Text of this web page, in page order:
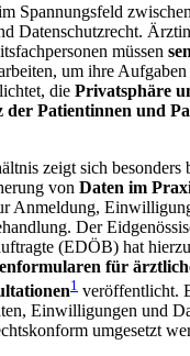
Spannungsfeld
Datenschutzrecht.
müssen
um ihre
die Privatsphäre
der Patientinnen und
zeigt sich besonders
von Daten im
Anmeldung,
Der
(EDÖB) hat
für
1 veröffentlicht.
Einwilligungen und
umgesetzt